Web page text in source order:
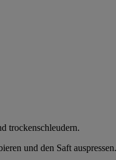
trockenschleudern.
und den Saft